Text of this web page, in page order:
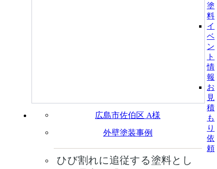
塗
料
イ
ベ
ン
ト
情
報
お
見
積
も
り
依
頼
広島市佐伯区 A様
外壁塗装事例
ひび割れに追従する塗料とし